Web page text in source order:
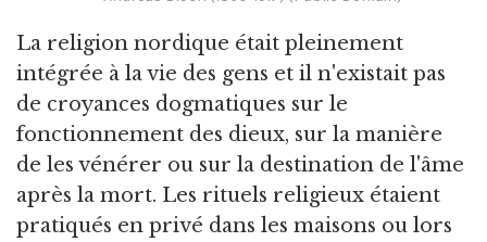
La religion nordique était pleinement
intégrée à la vie des gens et il n'existait pas
de croyances dogmatiques sur le
fonctionnement des dieux, sur la manière
de les vénérer ou sur la destination de l'âme
après la mort. Les rituels religieux étaient
pratiqués en privé dans les maisons ou lors